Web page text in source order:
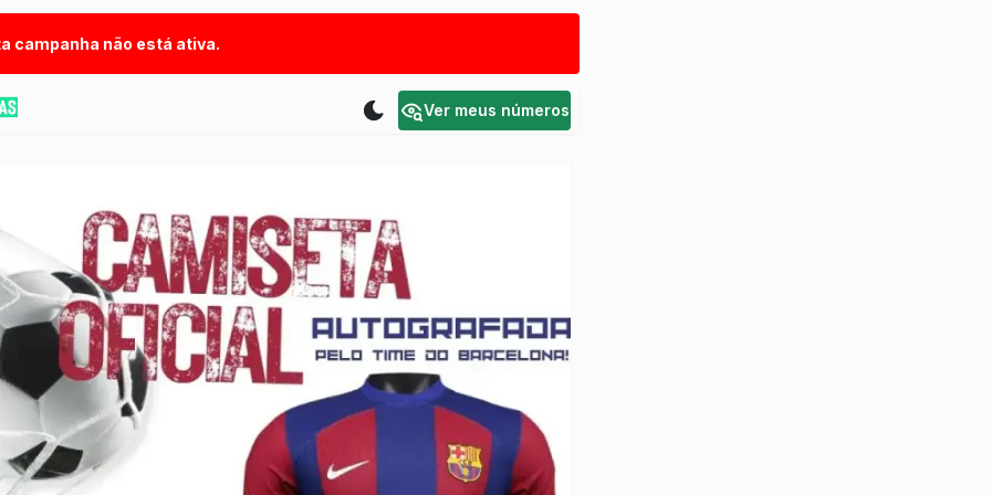
campanha não está ativa.
Ver meus números